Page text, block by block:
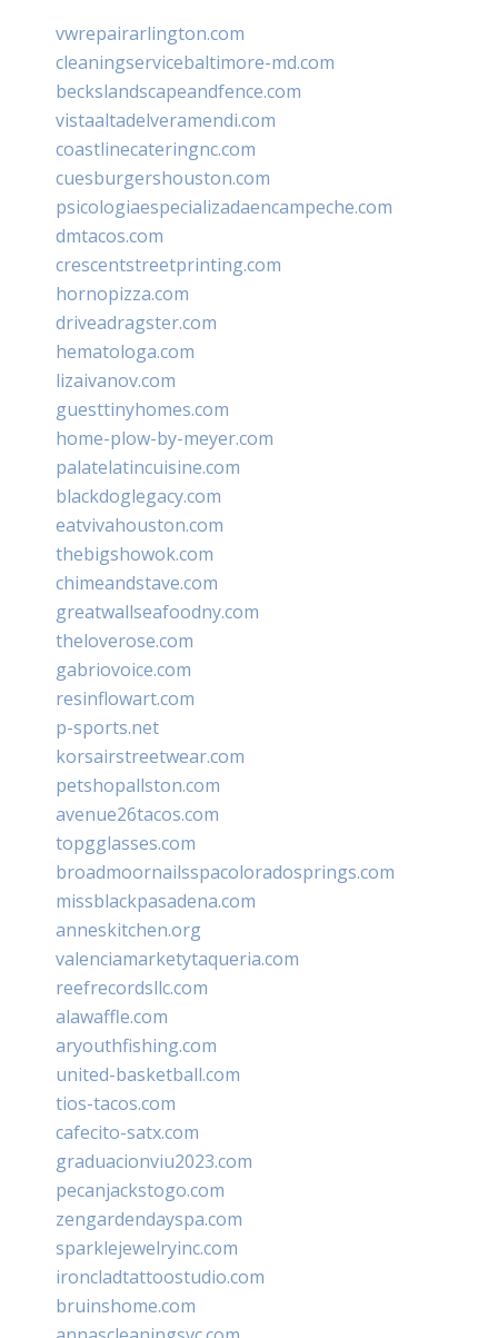
vwrepairarlington.com
cleaningservicebaltimore-md.com
beckslandscapeandfence.com
vistaaltadelveramendi.com
coastlinecateringnc.com
cuesburgershouston.com
psicologiaespecializadaencampeche.com
dmtacos.com
crescentstreetprinting.com
hornopizza.com
driveadragster.com
hematologa.com
lizaivanov.com
guesttinyhomes.com
home-plow-by-meyer.com
palatelatincuisine.com
blackdoglegacy.com
eatvivahouston.com
thebigshowok.com
chimeandstave.com
greatwallseafoodny.com
theloverose.com
gabriovoice.com
resinflowart.com
p-sports.net
korsairstreetwear.com
petshopallston.com
avenue26tacos.com
topgglasses.com
broadmoornailsspacoloradosprings.com
missblackpasadena.com
anneskitchen.org
valenciamarketytaqueria.com
reefrecordsllc.com
alawaffle.com
aryouthfishing.com
united-basketball.com
tios-tacos.com
cafecito-satx.com
graduacionviu2023.com
pecanjackstogo.com
zengardendayspa.com
sparklejewelryinc.com
ironcladtattoostudio.com
bruinshome.com